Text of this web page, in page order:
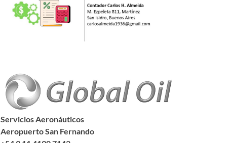
Servicios Aeronáuticos
Aeropuerto San Fernando